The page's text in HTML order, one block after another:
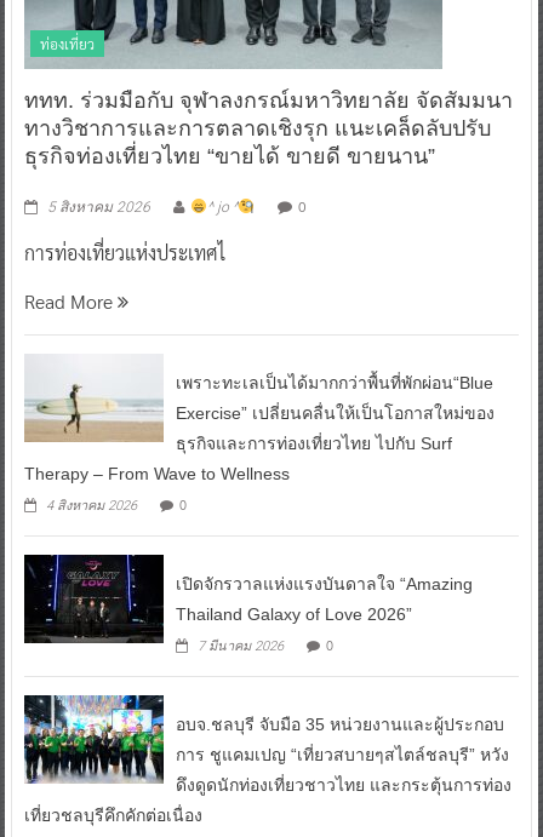
ท่องเที่ยว
ททท. ร่วมมือกับ จุฬาลงกรณ์มหาวิทยาลัย จัดสัมมนา
ทางวิชาการและการตลาดเชิงรุก แนะเคล็ดลับปรับ
ธุรกิจท่องเที่ยวไทย “ขายได้ ขายดี ขายนาน”
5 สิงหาคม 2026 ^ jo ^ 0
การท่องเที่ยวแห่งประเทศไ
Read More
เพราะทะเลเป็นได้มากกว่าพื้นที่พักผ่อน“Blue
Exercise” เปลี่ยนคลื่นให้เป็นโอกาสใหม่ของ
ธุรกิจและการท่องเที่ยวไทย ไปกับ Surf
Therapy – From Wave to Wellness
4 สิงหาคม 2026 0
เปิดจักรวาลแห่งแรงบันดาลใจ “Amazing
Thailand Galaxy of Love 2026”
7 มีนาคม 2026 0
อบจ.ชลบุรี จับมือ 35 หน่วยงานและผู้ประกอบ
การ ชูแคมเปญ “เที่ยวสบายๆสไตล์ชลบุรี” หวัง
ดึงดูดนักท่องเที่ยวชาวไทย และกระตุ้นการท่อง
เที่ยวชลบุรีคึกคักต่อเนื่อง